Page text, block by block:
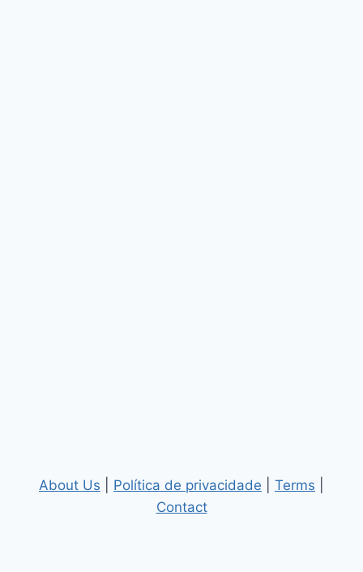
About Us Política de privacidade Terms
Contact